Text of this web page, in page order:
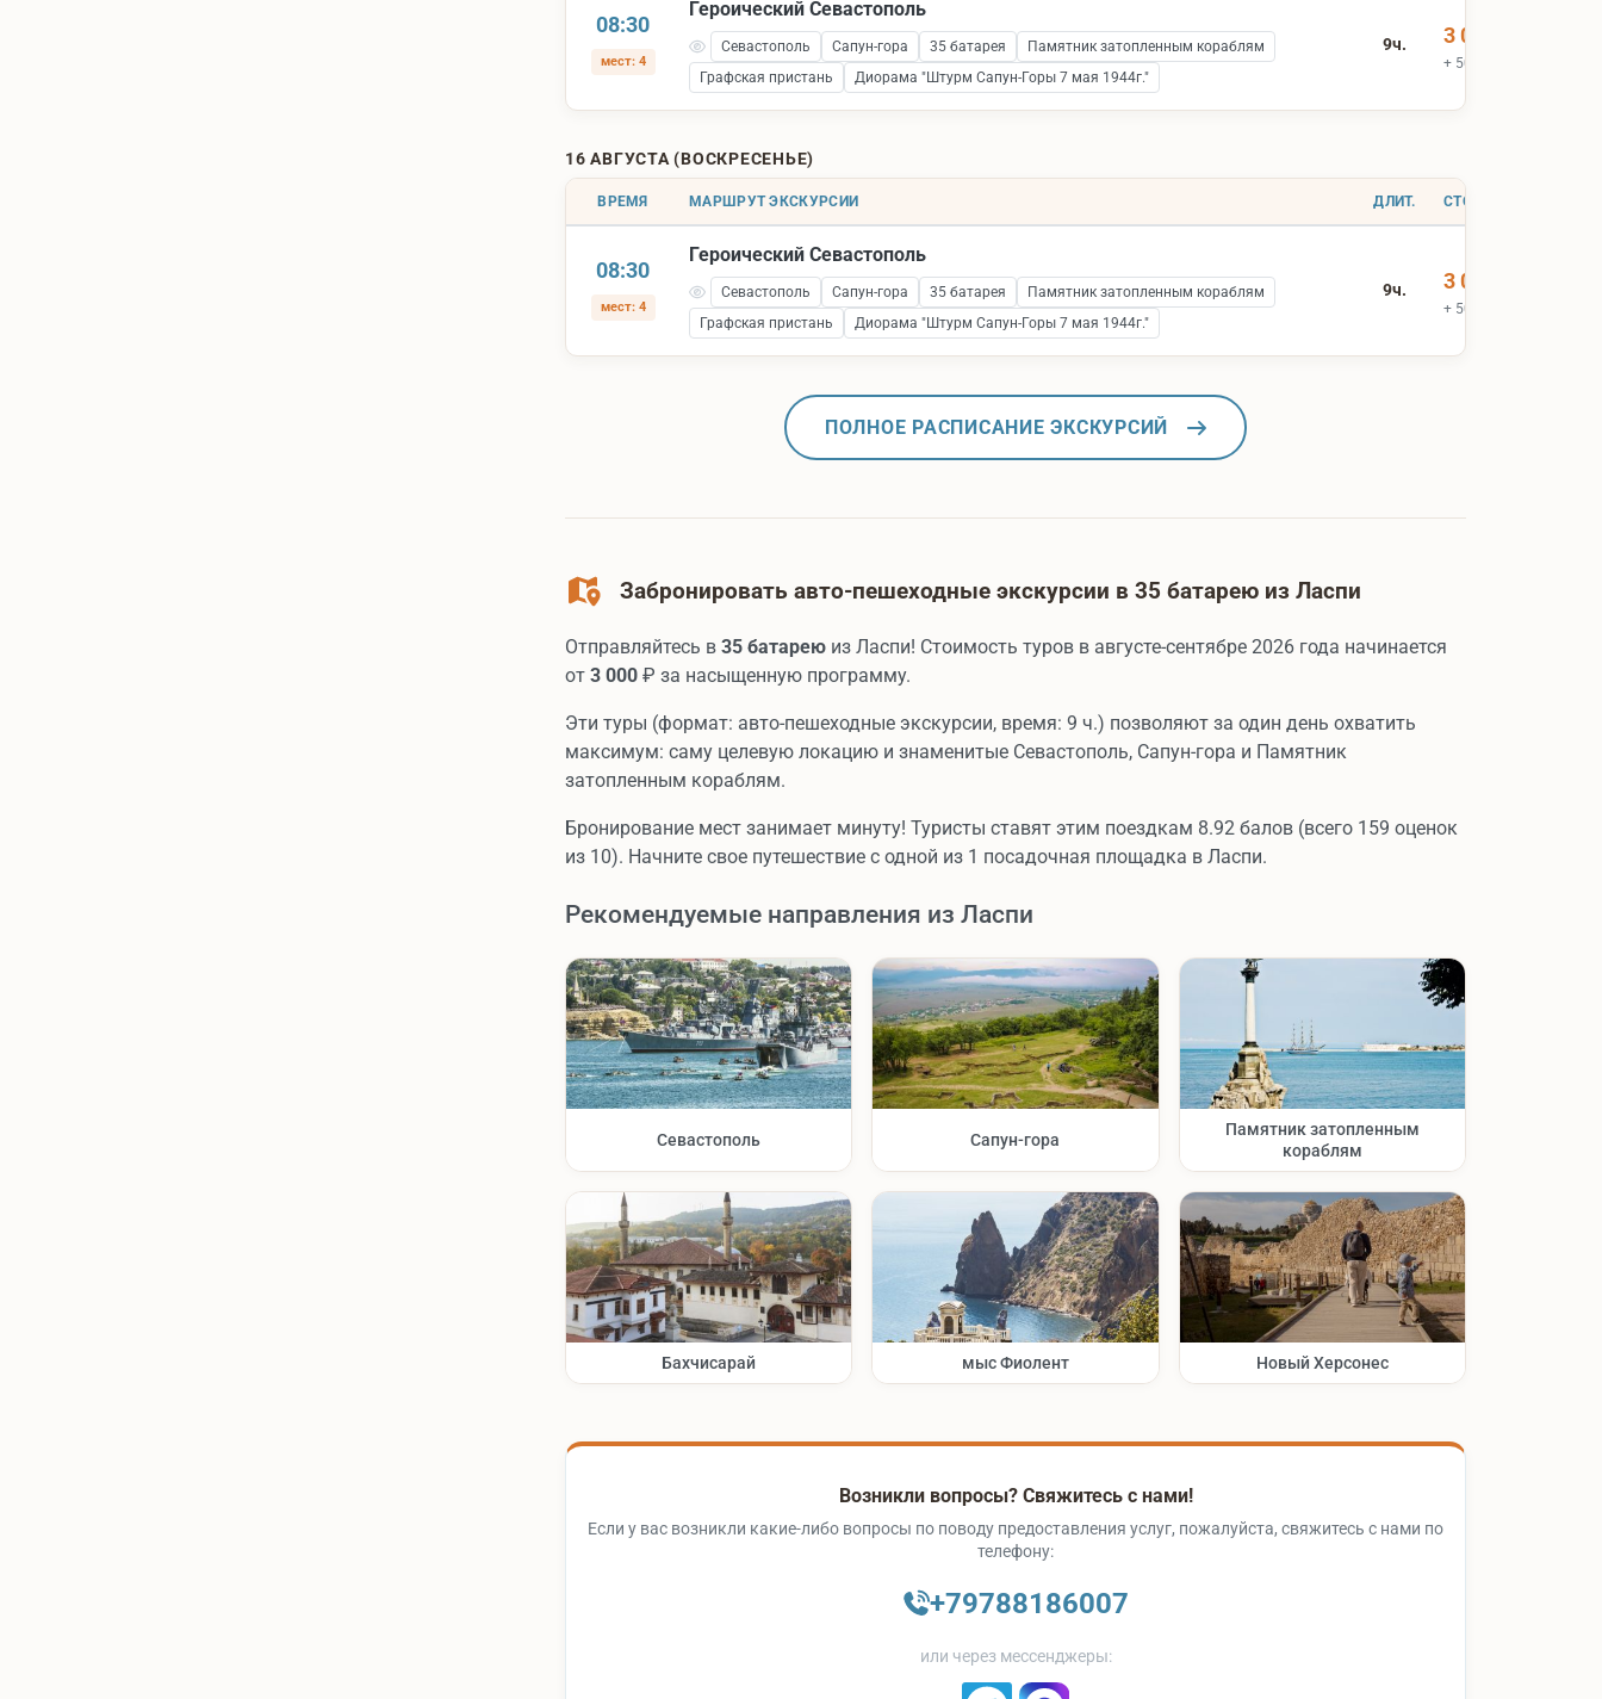
08:30
мест: 4
Героический Севастополь
Севастополь Сапун-гора 35 батарея
Памятник затопленным кораблям
Графская пристань
Диорама "Штурм Сапун-Горы 7 мая 1944г."
9ч. 3 000 ₽
+ 500 ₽ вх.билеты
16 АВГУСТА (ВОСКРЕСЕНЬЕ)
ВРЕМЯ МАРШРУТ ЭКСКУРСИИ ДЛИТ. СТОИМОСТЬ
08:30
мест: 4
Героический Севастополь
Севастополь Сапун-гора 35 батарея
Памятник затопленным кораблям
Графская пристань
Диорама "Штурм Сапун-Горы 7 мая 1944г."
9ч. 3 000 ₽
+ 500 ₽ вх.билеты
ПОЛНОЕ РАСПИСАНИЕ ЭКСКУРСИЙ
Забронировать авто-пешеходные экскурсии в 35 батарею из Ласпи
Отправляйтесь в 35 батарею из Ласпи! Стоимость туров в августе-сентябре 2026 года начинается
от 3 000 ₽ за насыщенную программу.
Эти туры (формат: авто-пешеходные экскурсии, время: 9 ч.) позволяют за один день охватить
максимум: саму целевую локацию и знаменитые Севастополь, Сапун-гора и Памятник
затопленным кораблям.
Бронирование мест занимает минуту! Туристы ставят этим поездкам 8.92 балов (всего 159 оценок
из 10). Начните свое путешествие с одной из 1 посадочная площадка в Ласпи.
Рекомендуемые направления из Ласпи
Севастополь Сапун-гора
Памятник затопленным
кораблям
Бахчисарай мыс Фиолент Новый Херсонес
Возникли вопросы? Свяжитесь с нами!
Если у вас возникли какие-либо вопросы по поводу предоставления услуг, пожалуйста, свяжитесь с нами по
телефону:
+79788186007
или через мессенджеры: